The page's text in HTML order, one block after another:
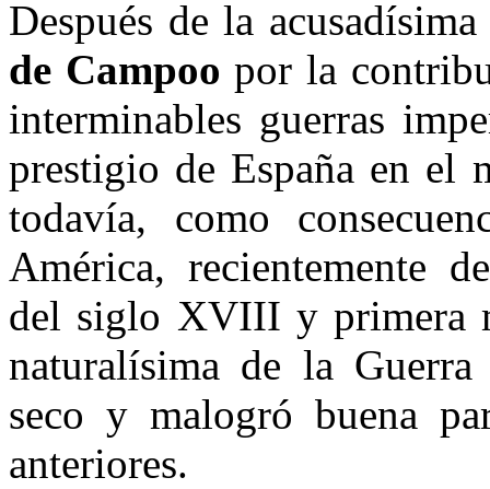
Después de la
de Campoopor la
interminables guerras
prestigio de España en el
todavía, como
América, recientemente
del siglo XVIII y primera
naturalísima de la
seco y malogró buena
anteriores.